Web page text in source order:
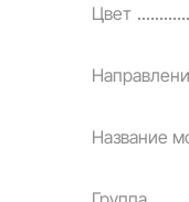
Цвет
Название